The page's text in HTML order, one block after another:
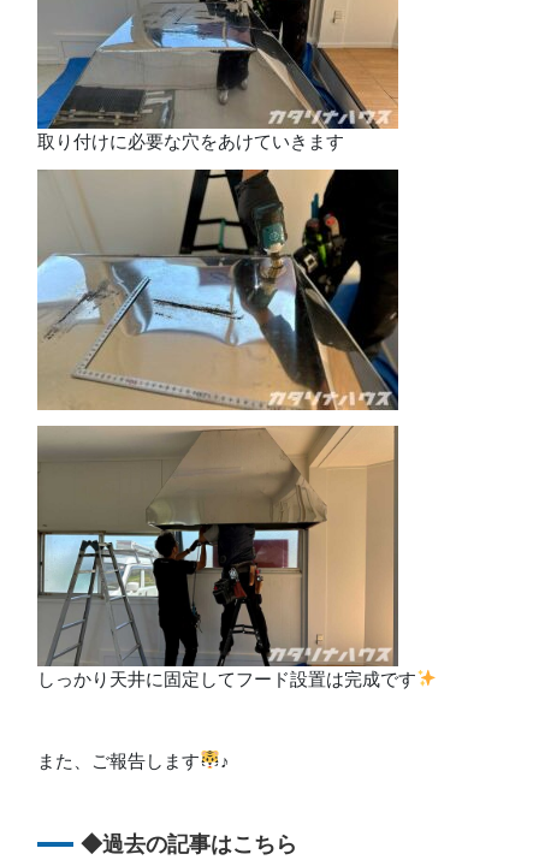
取り付けに必要な穴をあけていきます
しっかり天井に固定してフード設置は完成です
また、ご報告します ♪
◆過去の記事はこちら